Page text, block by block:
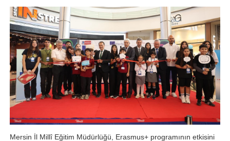
Mersin İl Millî Eğitim Müdürlüğü, Erasmus+ programının etkisini